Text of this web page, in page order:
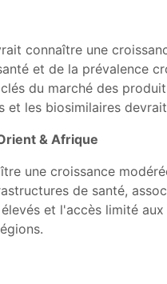
connaître une
et de la prévalence
du marché des
et les biosimilaires
& Afrique
une croissance
de santé,
et l'accès limité